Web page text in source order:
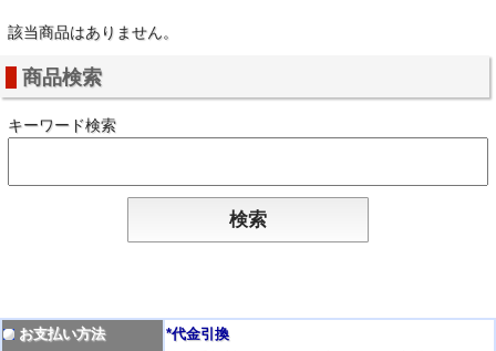
該当商品はありません。
商品検索
キーワード検索
お支払い方法
*代金引換